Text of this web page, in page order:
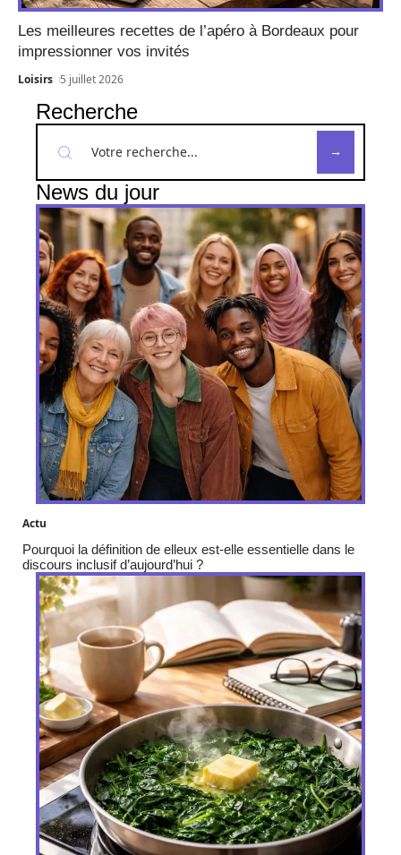
Les meilleures recettes de l’apéro à Bordeaux pour
impressionner vos invités
Loisirs 5 juillet 2026
Recherche
News du jour
Actu
Pourquoi la définition de elleux est-elle essentielle dans le
discours inclusif d’aujourd’hui ?